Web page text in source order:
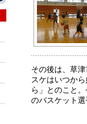
その後は、草
スケはいつか
ら」とのこと
のバスケット